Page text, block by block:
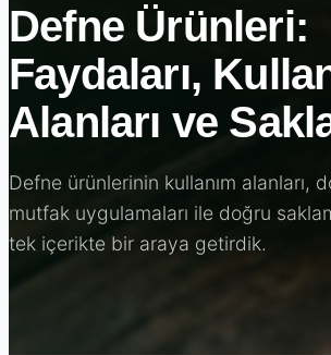
Defne Ürünleri:
Faydaları,
Alanları ve
Defne ürünlerinin kullanım alanları,
mutfak uygulamaları ile doğru
tek içerikte bir araya getirdik.